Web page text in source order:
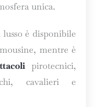
unica.
è disponibile
mentre è
pirotecnici,
cavalieri e